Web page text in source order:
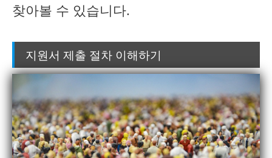
찾아볼 수 있습니다.
지원서 제출 절차 이해하기